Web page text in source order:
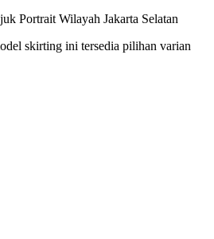
skirting ini tersedia pilihan varian